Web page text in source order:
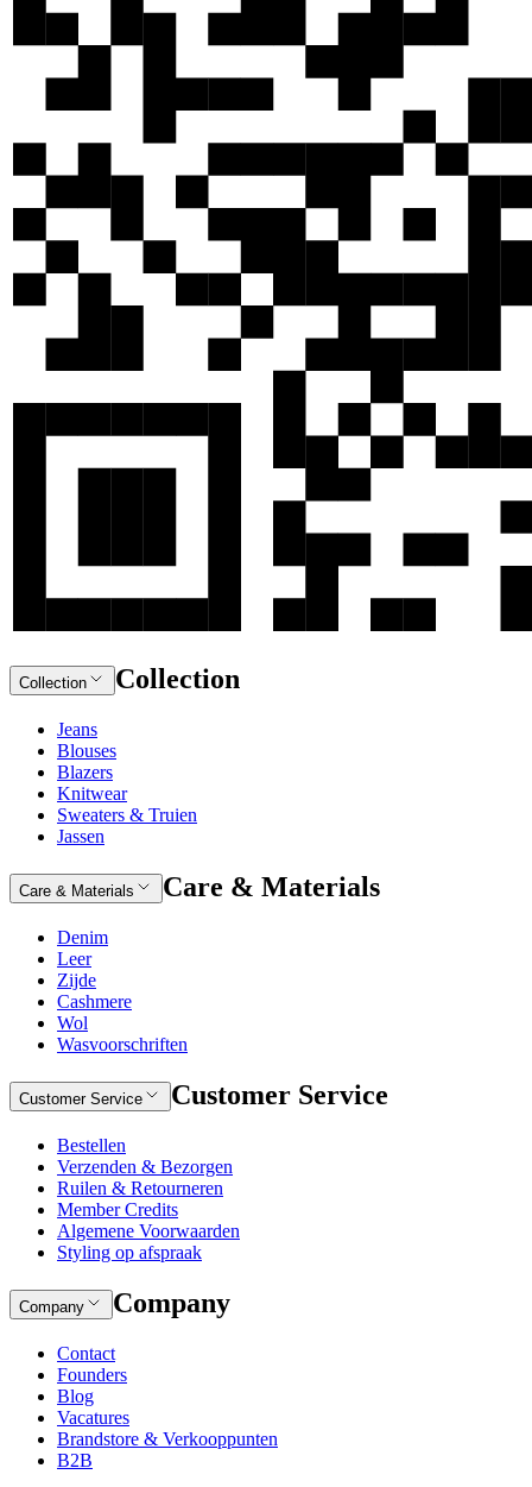
Collection Collection
Jeans
Blouses
Blazers
Knitwear
Sweaters & Truien
Jassen
Care & Materials Care & Materials
Denim
Leer
Zijde
Cashmere
Wol
Wasvoorschriften
Customer Service Customer Service
Bestellen
Verzenden & Bezorgen
Ruilen & Retourneren
Member Credits
Algemene Voorwaarden
Styling op afspraak
Company Company
Contact
Founders
Blog
Vacatures
Brandstore & Verkooppunten
B2B